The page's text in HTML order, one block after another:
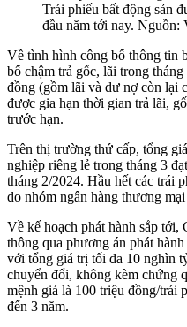
Trái phiếu bất động sản
đầu năm tới nay.
Về tình hình công bố thông tin
bố chậm trả gốc, lãi trong
đồng (gồm lãi và dư nợ còn lại
được gia hạn thời gian trả lãi,
trước hạn.
Trên thị trường thứ cấp, tổng
nghiệp riêng lẻ trong tháng 3
tháng 2/2024. Hầu hết các trái
do nhóm ngân hàng thương
Về kế hoạch phát hành sắp tới,
thông qua phương án phát
với tổng giá trị tối đa 10 nghìn
chuyển đổi, không kèm chứng
mệnh giá là 100 triệu đồng/trái
đến 3 năm.